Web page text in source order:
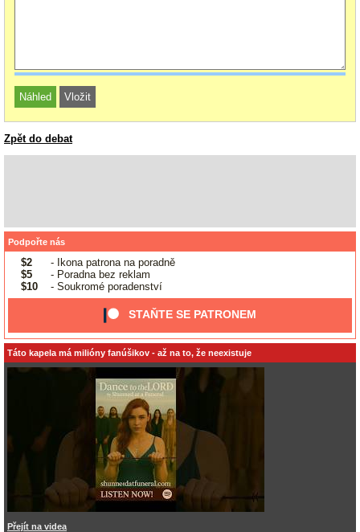
Zpět do debat
Podpořte nás
$2
- Ikona patrona na poradně
$5
- Poradna bez reklam
$10
- Soukromé poradenství
STAŇTE SE PATRONEM
Táto kapela má milióny fanúšikov - až na to, že neexistuje
Přejít na videa